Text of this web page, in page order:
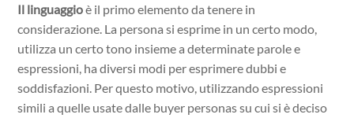
Il linguaggioè il primo elemento da tenere in
considerazione. La persona si esprime in un certo modo,
utilizza un certo tono insieme a determinate parole e
espressioni, ha diversi modi per esprimere dubbi e
soddisfazioni. Per questo motivo, utilizzando espressioni
simili a quelle usate dalle buyer personas su cui si è deciso